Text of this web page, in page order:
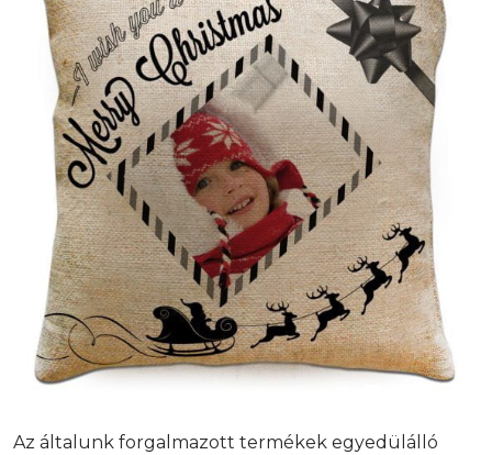
Az általunk forgalmazott termékek egyedülálló